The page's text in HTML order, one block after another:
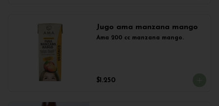
Jugo ama manzana mango
Ama 200 cc manzana mango.
$1.250